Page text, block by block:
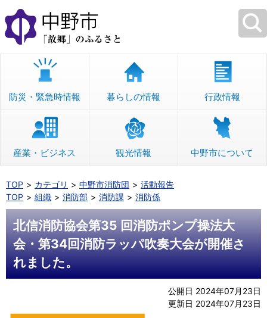
本
文
へ
移
防災・緊急時情報 暮らしの情報 行政情報
産業・ビジネス 観光情報 中野市について
TOP カテゴリ 中野市消防団
活動報告
TOP
組織 消防部 消防課 消防係
北信消防協会第35 回消防ポンプ操法大
会・第34回消防ラッパ吹奏大会が開催さ
れました。
公開日 2024年07月23日
更新日 2024年07月23日